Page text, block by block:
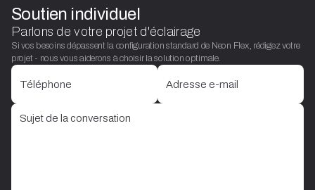
Soutien individuel
Parlons de votre projet d'éclairage
Si vos besoins dépassent la configuration standard de Neon Flex, rédigez votre
projet - nous vous aiderons à choisir la solution optimale.